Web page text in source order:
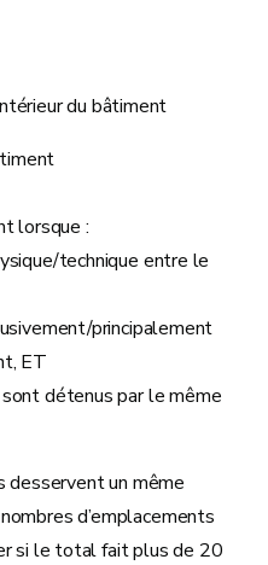
du bâtiment
lorsque :
technique entre le
principalement
ET
détenus par le même
desservent un même
d’emplacements
si le total fait plus de 20